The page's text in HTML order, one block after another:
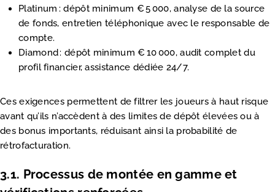
Platinum : dépôt minimum € 5 000, analyse de la source
de fonds, entretien téléphonique avec le responsable de
compte.
Diamond : dépôt minimum € 10 000, audit complet du
profil financier, assistance dédiée 24/7.
Ces exigences permettent de filtrer les joueurs à haut risque
avant qu’ils n’accèdent à des limites de dépôt élevées ou à
des bonus importants, réduisant ainsi la probabilité de
rétrofacturation.
3.1. Processus de montée en gamme et